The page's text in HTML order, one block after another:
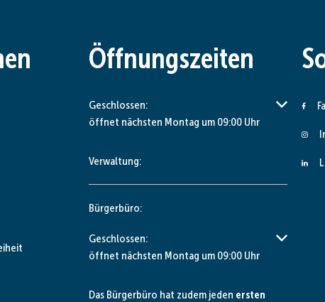
Öffnungszeiten
Klicken, um weitere Öffnungs- oder Schließzeiten
Geschlossen:
öffnet nächsten Montag um 09:00 Uhr
Verwaltung:
Bürgerbüro:
Klicken, um weitere Öffnungs- oder Schließzeiten
Geschlossen:
öffnet nächsten Montag um 09:00 Uhr
Das Bürgerbüro hat zudem jeden ersten